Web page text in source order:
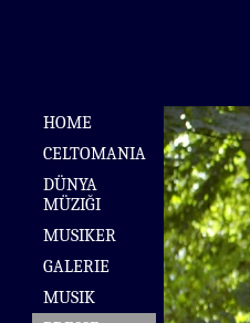
HOME
CELTOMANIA
DÜNYA
MÜZIĞI
MUSIKER
GALERIE
MUSIK